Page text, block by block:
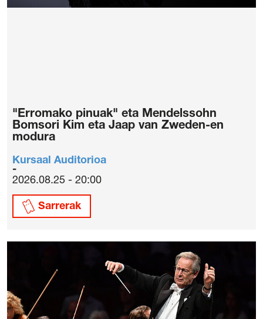
"Erromako pinuak" eta Mendelssohn
Bomsori Kim eta Jaap van Zweden-en
modura
Kursaal Auditorioa
2026.08.25 - 20:00
Sarrerak